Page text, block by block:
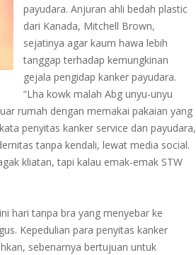
payudara. Anjuran ahli bedah plastic
dari Kanada, Mitchell Brown,
sejatinya agar kaum hawa lebih
tanggap terhadap kemungkinan
gejala pengidap kanker payudara.
“Lha kowk malah Abg unyu-unyu
rumah dengan memakai pakaian yang
penyitas kanker service dan payudara,
tanpa kendali, lewat media social.
kliatan, tapi kalau emak-emak STW
hari tanpa bra yang menyebar ke
Kepedulian para penyitas kanker
sebenarnya bertujuan untuk